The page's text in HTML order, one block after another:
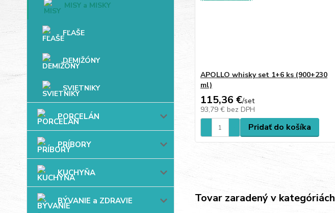
MISY a MISKY
FĽAŠE
DEMIŽÓNY
SVIETNIKY
PORCELÁN
PRÍBORY
KUCHYŇA
BÝVANIE a ZDRAVIE
APOLLO whisky set 1+6 ks (900+230
ml)
115,36 €/set
93,79 € bez DPH
Pridať do košíka
Tovar zaradený v kategóriách